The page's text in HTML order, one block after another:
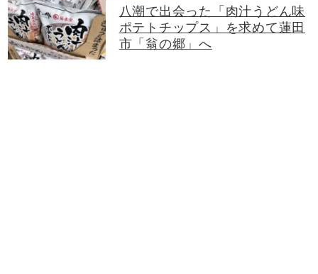
八潮で出会った「肉汁うどん味
ポテトチップス」を求めて蓮田
市「翁の郷」へ